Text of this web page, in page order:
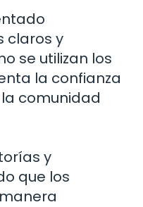
claros y
se utilizan los
la confianza
comunidad
y
que los